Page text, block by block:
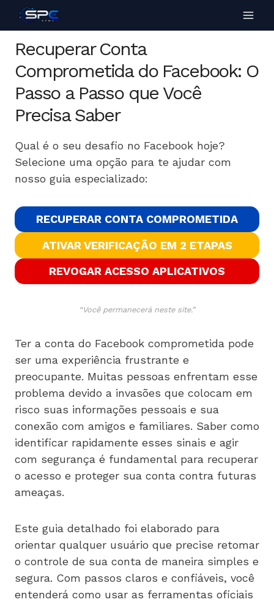
Recuperar Conta
Comprometida do Facebook: O
Passo a Passo que Você
Precisa Saber
Qual é o seu desafio no Facebook hoje?
Selecione uma opção para te ajudar com
nosso guia especializado:
RECUPERAR CONTA COMPROMETIDA
ATIVAR VERIFICAÇÃO EM 2 ETAPAS
REVOGAR ACESSO APLICATIVOS
“Você permanecerá neste site.”
Ter a conta do Facebook comprometida pode
ser uma experiência frustrante e
preocupante. Muitas pessoas enfrentam esse
problema devido a invasões que colocam em
risco suas informações pessoais e sua
conexão com amigos e familiares. Saber como
identificar rapidamente esses sinais e agir
com segurança é fundamental para recuperar
o acesso e proteger sua conta contra futuras
ameaças.
Este guia detalhado foi elaborado para
orientar qualquer usuário que precise retomar
o controle de sua conta de maneira simples e
segura. Com passos claros e confiáveis, você
entenderá como usar as ferramentas oficiais